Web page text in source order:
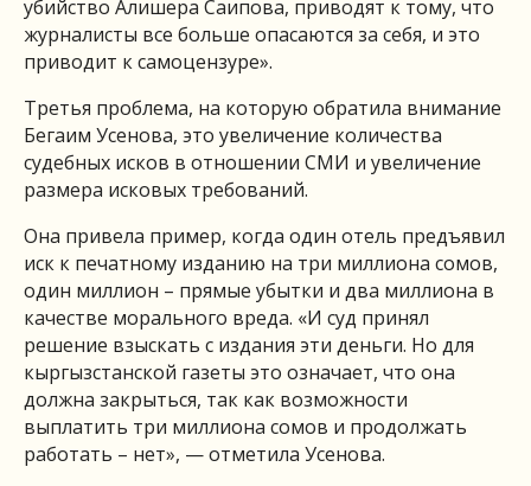
убийство Алишера Саипова, приводят к тому, что
журналисты все больше опасаются за себя, и это
приводит к самоцензуре».
Третья проблема, на которую обратила внимание
Бегаим Усенова, это увеличение количества
судебных исков в отношении СМИ и увеличение
размера исковых требований.
Она привела пример, когда один отель предъявил
иск к печатному изданию на три миллиона сомов,
один миллион – прямые убытки и два миллиона в
качестве морального вреда. «И суд принял
решение взыскать с издания эти деньги. Но для
кыргызстанской газеты это означает, что она
должна закрыться, так как возможности
выплатить три миллиона сомов и продолжать
работать – нет», — отметила Усенова.